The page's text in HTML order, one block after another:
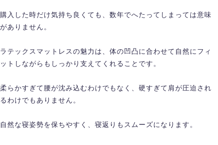
購入した時だけ気持ち良くても、数年でへたってしまっては意味
がありません。
ラテックスマットレスの魅力は、体の凹凸に合わせて自然にフィ
ットしながらもしっかり支えてくれることです。
柔らかすぎて腰が沈み込むわけでもなく、硬すぎて肩が圧迫され
るわけでもありません。
自然な寝姿勢を保ちやすく、寝返りもスムーズになります。